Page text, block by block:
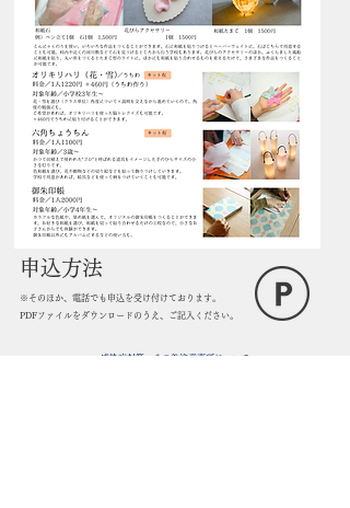
​申込方法
​PDFファイルをダウンロードのうえ、ご記入ください。
​※そのほか、電話でも申込を受け付けております。
​感染症対策・その他注意事項について